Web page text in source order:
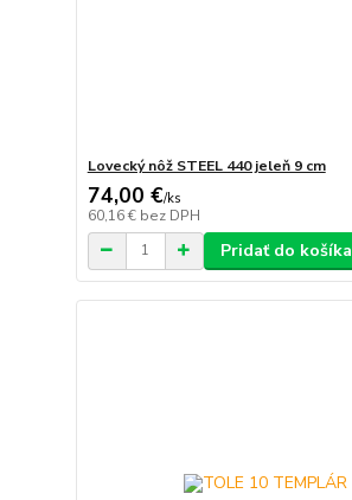
Lovecký nôž STEEL 440 jeleň 9 cm
74,00 €/ks
60,16 € bez DPH
Pridať do košíka